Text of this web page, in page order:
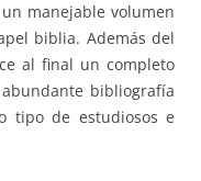
manejable volumen
biblia. Además del
al final un completo
bibliografía
tipo de estudiosos e